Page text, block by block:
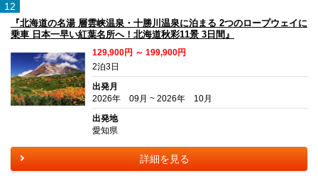
12
『北海道の名湯 層雲峡温泉・十勝川温泉に泊まる 2つのロープウェイに
乗車 日本一早い紅葉名所へ！北海道秋彩11景 3日間』
129,900円 ～ 199,900円
2泊3日
出発月
2026年 09月 ~ 2026年 10月
出発地
愛知県
詳細を見る